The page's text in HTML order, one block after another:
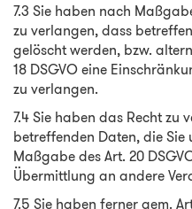
7.3 Sie haben nach
zu verlangen, dass
gelöscht werden, bzw.
18 DSGVO eine
zu verlangen.
7.4 Sie haben das Recht zu
betreffenden Daten, die
Maßgabe des Art. 20
Übermittlung an andere
7.5 Sie haben ferner gem.